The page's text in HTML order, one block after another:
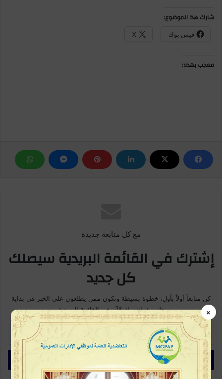
شارك هذا الموضوع:
فيس بوك X
معجب بهذه:
مع كل متابعة جديدة
إشترك في القائمة البريدية سيصلك
كل جديد
كن متابعاً أولاً بأول، خطوة بسيطة وتكون ممن يطلعون على الخبر في بداية
ظهورة، اشترك الآن في القائمة البريدية
أدخل
بريدك
الإلكتروني
×